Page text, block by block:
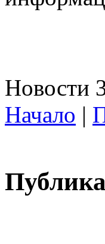
Новости
Начало |